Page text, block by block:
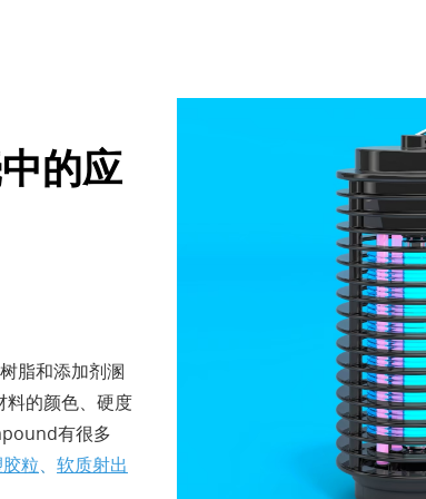
的应
脂和添加剂溷
料的颜色、硬度
有很多
粒、 软质射出